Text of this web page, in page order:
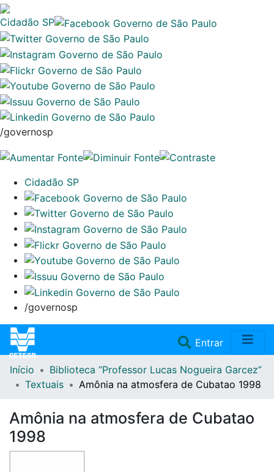
Cidadão SP
/governosp
Cidadão SP
/governosp
Entrar(current)
Home
Coleções
Repositório
Início
Biblioteca “Professor Lucas Nogueira Garcez”
Textuais
Amônia na atmosfera de Cubatao 1998
Amônia na atmosfera de Cubatao
1998